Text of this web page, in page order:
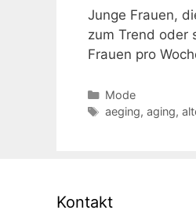
Junge Frauen,
zum Trend oder
Frauen pro
Kategorien
Mode
Schlagwörter
aeging, aging,
Kontakt